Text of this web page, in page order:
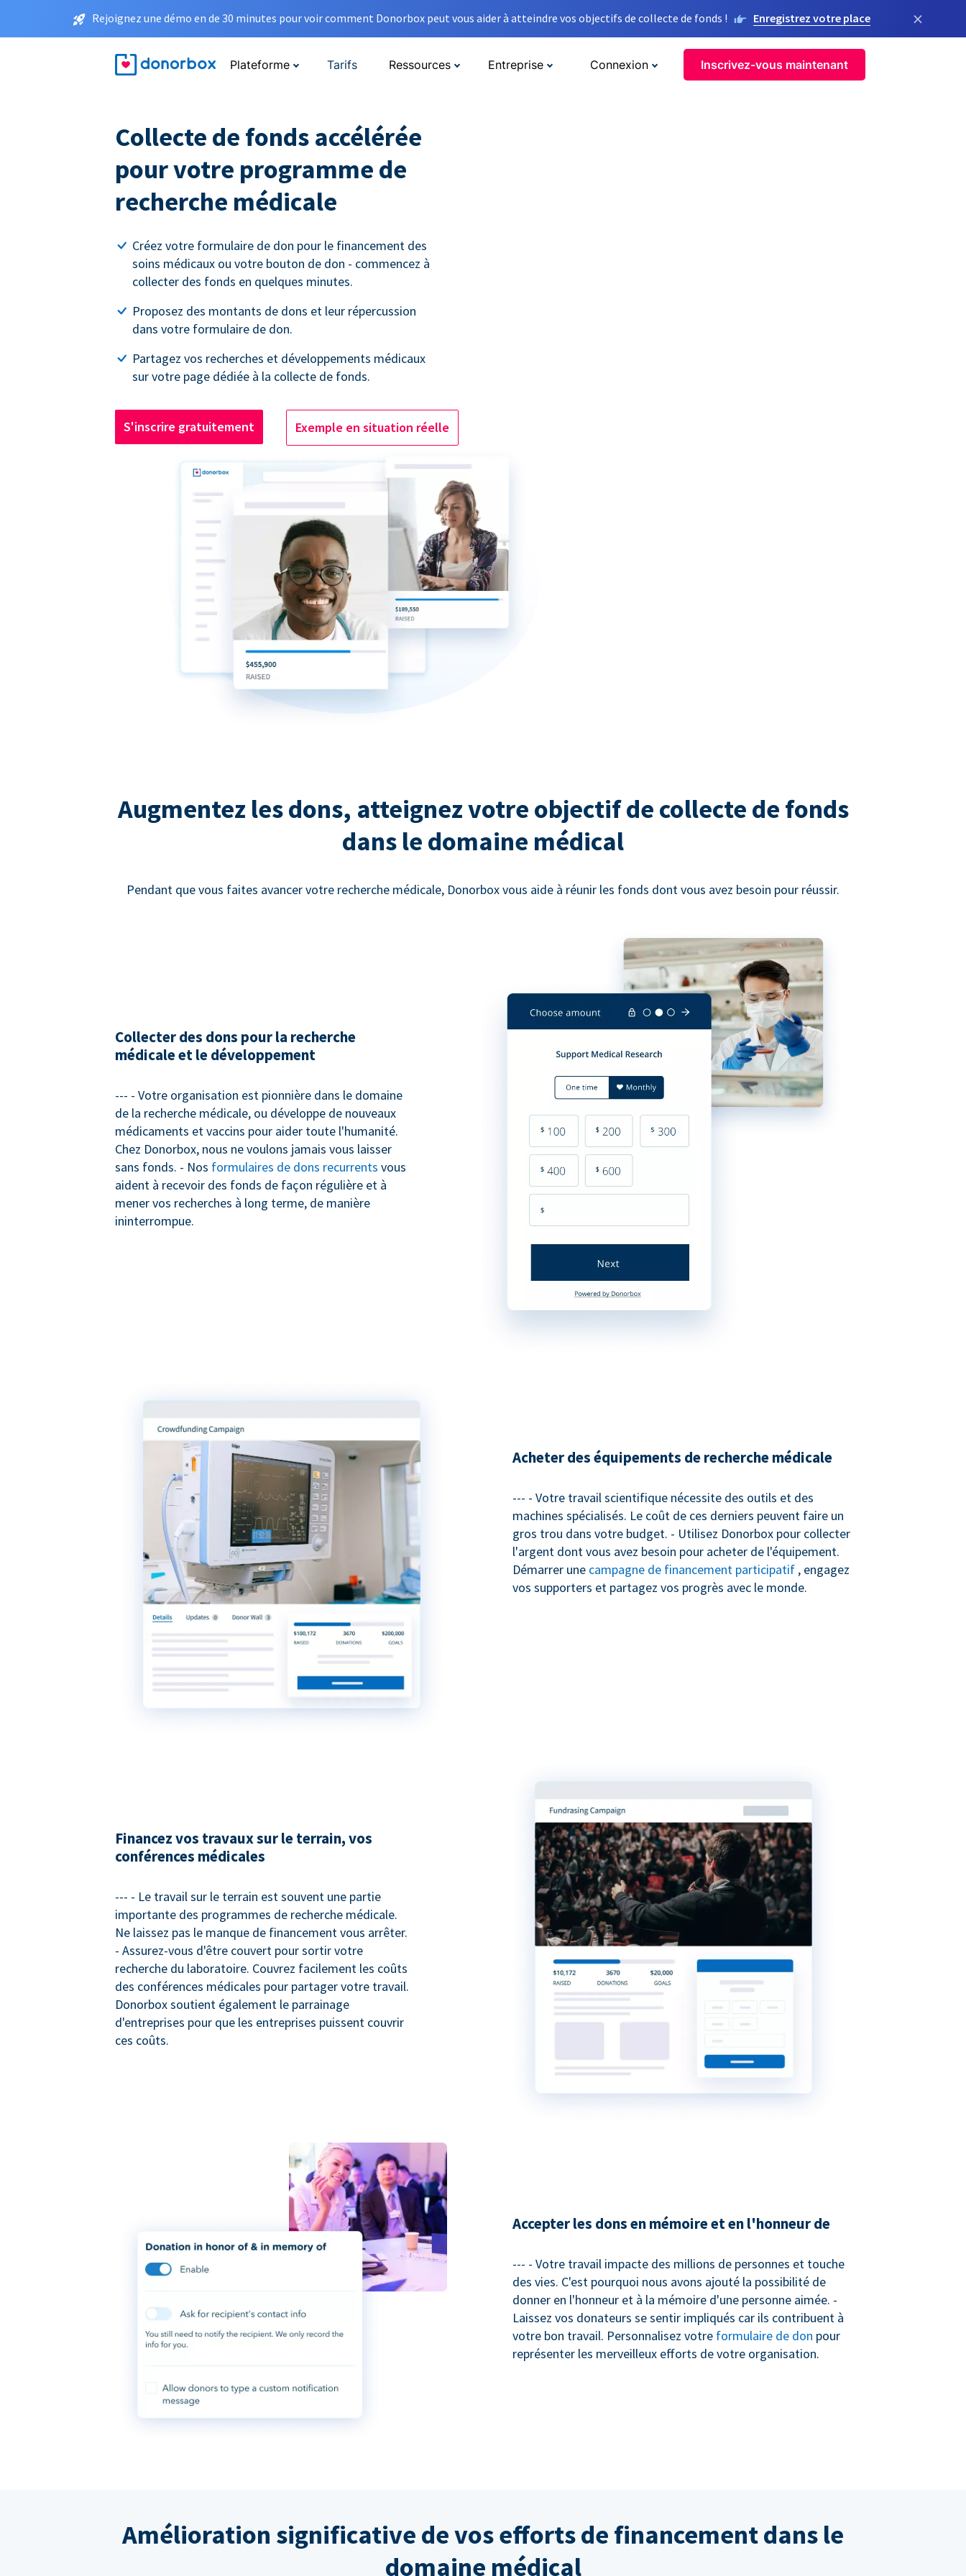
Rejoignez une démo en de 30 minutes pour voir comment Donorbox peut vous aider à atteindre vos objectifs de collecte de fonds ! Enregistrez votre place ×
Plateforme Tarifs Ressources Entreprise Connexion Inscrivez-vous maintenant
Collecte de fonds accélérée
pour votre programme de
recherche médicale
Créez votre formulaire de don pour le financement des
soins médicaux ou votre bouton de don - commencez à
collecter des fonds en quelques minutes.
Proposez des montants de dons et leur répercussion
dans votre formulaire de don.
Partagez vos recherches et développements médicaux
sur votre page dédiée à la collecte de fonds.
S'inscrire gratuitement Exemple en situation réelle
Augmentez les dons, atteignez votre objectif de collecte de fonds
dans le domaine médical
Pendant que vous faites avancer votre recherche médicale, Donorbox vous aide à réunir les fonds dont vous avez besoin pour réussir.
Collecter des dons pour la recherche
médicale et le développement
--- - Votre organisation est pionnière dans le domaine
de la recherche médicale, ou développe de nouveaux
médicaments et vaccins pour aider toute l'humanité.
Chez Donorbox, nous ne voulons jamais vous laisser
sans fonds. - Nos formulaires de dons recurrents vous
aident à recevoir des fonds de façon régulière et à
mener vos recherches à long terme, de manière
ininterrompue.
Acheter des équipements de recherche médicale
--- - Votre travail scientifique nécessite des outils et des
machines spécialisés. Le coût de ces derniers peuvent faire un
gros trou dans votre budget. - Utilisez Donorbox pour collecter
l'argent dont vous avez besoin pour acheter de l'équipement.
Démarrer une campagne de financement participatif , engagez
vos supporters et partagez vos progrès avec le monde.
Financez vos travaux sur le terrain, vos
conférences médicales
--- - Le travail sur le terrain est souvent une partie
importante des programmes de recherche médicale.
Ne laissez pas le manque de financement vous arrêter.
- Assurez-vous d'être couvert pour sortir votre
recherche du laboratoire. Couvrez facilement les coûts
des conférences médicales pour partager votre travail.
Donorbox soutient également le parrainage
d'entreprises pour que les entreprises puissent couvrir
ces coûts.
Accepter les dons en mémoire et en l'honneur de
--- - Votre travail impacte des millions de personnes et touche
des vies. C'est pourquoi nous avons ajouté la possibilité de
donner en l'honneur et à la mémoire d'une personne aimée. -
Laissez vos donateurs se sentir impliqués car ils contribuent à
votre bon travail. Personnalisez votre formulaire de don pour
représenter les merveilleux efforts de votre organisation.
Amélioration significative de vos efforts de financement dans le
domaine médical